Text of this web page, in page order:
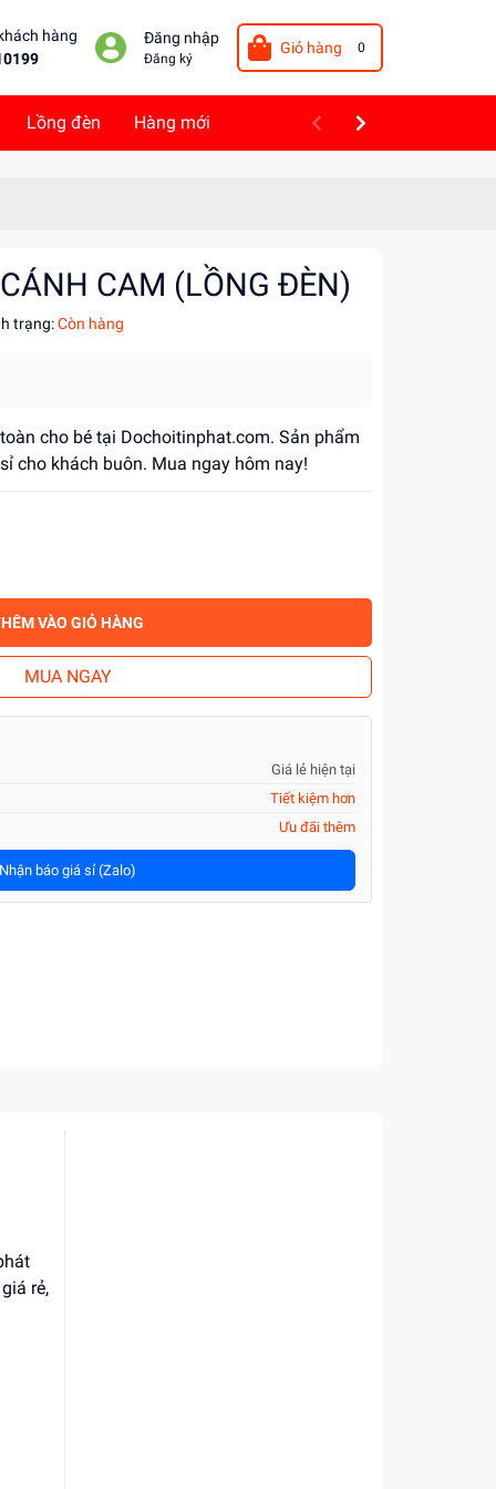
hàng
Đăng nhập
Đăng ký
Giỏ hàng 0
Lồng đèn Hàng mới
CAM (LỒNG ĐÈN)
trạng:Còn hàng
cho bé tại Dochoitinphat.com. Sản phẩm
cho khách buôn. Mua ngay hôm nay!
VÀO GIỎ HÀNG
MUA NGAY
Giá lẻ hiện tại
Tiết kiệm hơn
Ưu đãi thêm
Nhận báo giá sỉ (Zalo)
rẻ,